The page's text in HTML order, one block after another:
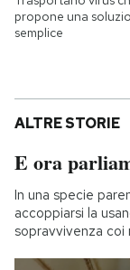
propone una
semplice
ALTRE STORIE
E ora
In una specie
accoppiarsi la
sopravvivenza coi